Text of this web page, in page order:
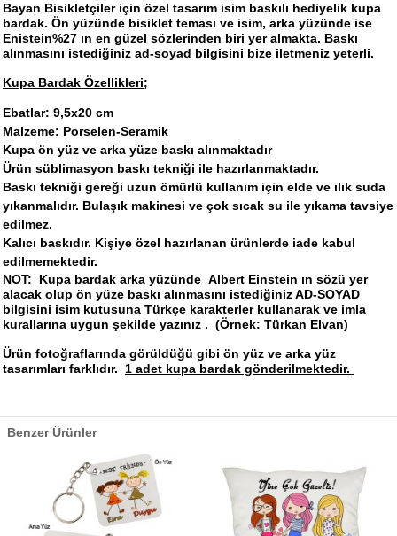
Bayan Bisikletçiler için özel tasarım isim baskılı hediyelik kupa
bardak. Ön yüzünde bisiklet teması ve isim, arka yüzünde ise
Enistein%27 ın en güzel sözlerinden biri yer almakta. Baskı
alınmasını istediğiniz ad-soyad bilgisini bize iletmeniz yeterli.
Kupa Bardak Özellikleri;
Ebatlar: 9,5x20 cm
Malzeme: Porselen-Seramik
Kupa ön yüz ve arka yüze baskı alınmaktadır
Ürün süblimasyon baskı tekniği ile hazırlanmaktadır.
Baskı tekniği gereği uzun ömürlü kullanım için elde ve ılık suda
yıkanmalıdır. Bulaşık makinesi ve çok sıcak su ile yıkama tavsiye
edilmez.
Kalıcı baskıdır. Kişiye özel hazırlanan ürünlerde iade kabul
edilmemektedir.
NOT: Kupa bardak arka yüzünde Albert Einstein ın sözü yer
alacak olup ön yüze baskı alınmasını istediğiniz AD-SOYAD
bilgisini isim kutusuna Türkçe karakterler kullanarak ve imla
kurallarına uygun şekilde yazınız . (Örnek: Türkan Elvan)
Ürün fotoğraflarında görüldüğü gibi ön yüz ve arka yüz
tasarımları farklıdır.
1 adet kupa bardak gönderilmektedir.
Benzer Ürünler